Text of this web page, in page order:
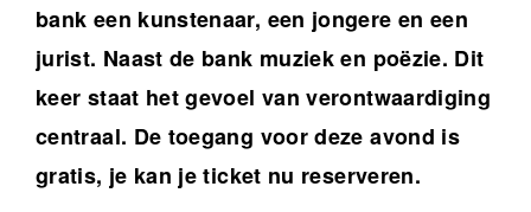
bank een kunstenaar, een jongere en een
jurist. Naast de bank muziek en poëzie. Dit
keer staat het gevoel van verontwaardiging
centraal. De toegang voor deze avond is
gratis, je kan je ticket nu reserveren.